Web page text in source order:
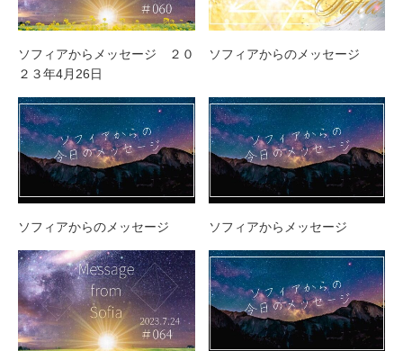
ソフィアからメッセージ ２０
２３年4月26日
ソフィアからのメッセージ
ソフィアからのメッセージ ソフィアからメッセージ